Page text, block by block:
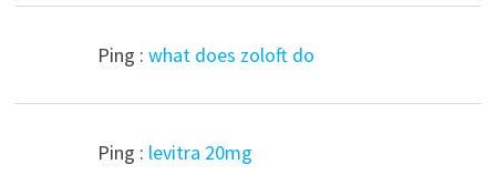
Ping : what does zoloft do
Ping : levitra 20mg